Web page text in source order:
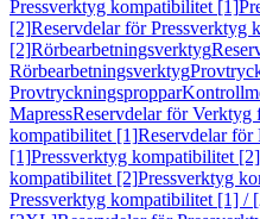
Pressverktyg kompatibilitet [1]
[2]Reservdelar för Pressverktyg
[2]Rörbearbetningsverktyg
Rörbearbetningsverktyg
Provtryckningsproppar
MapressReservdelar för Verktyg
kompatibilitet [1]Reservdelar för
[1]Pressverktyg kompatibilitet [2]
kompatibilitet [2]Pressverktyg
Pressverktyg kompatibilitet [1] /